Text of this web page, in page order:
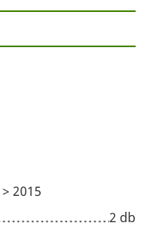
> 2015
2 db